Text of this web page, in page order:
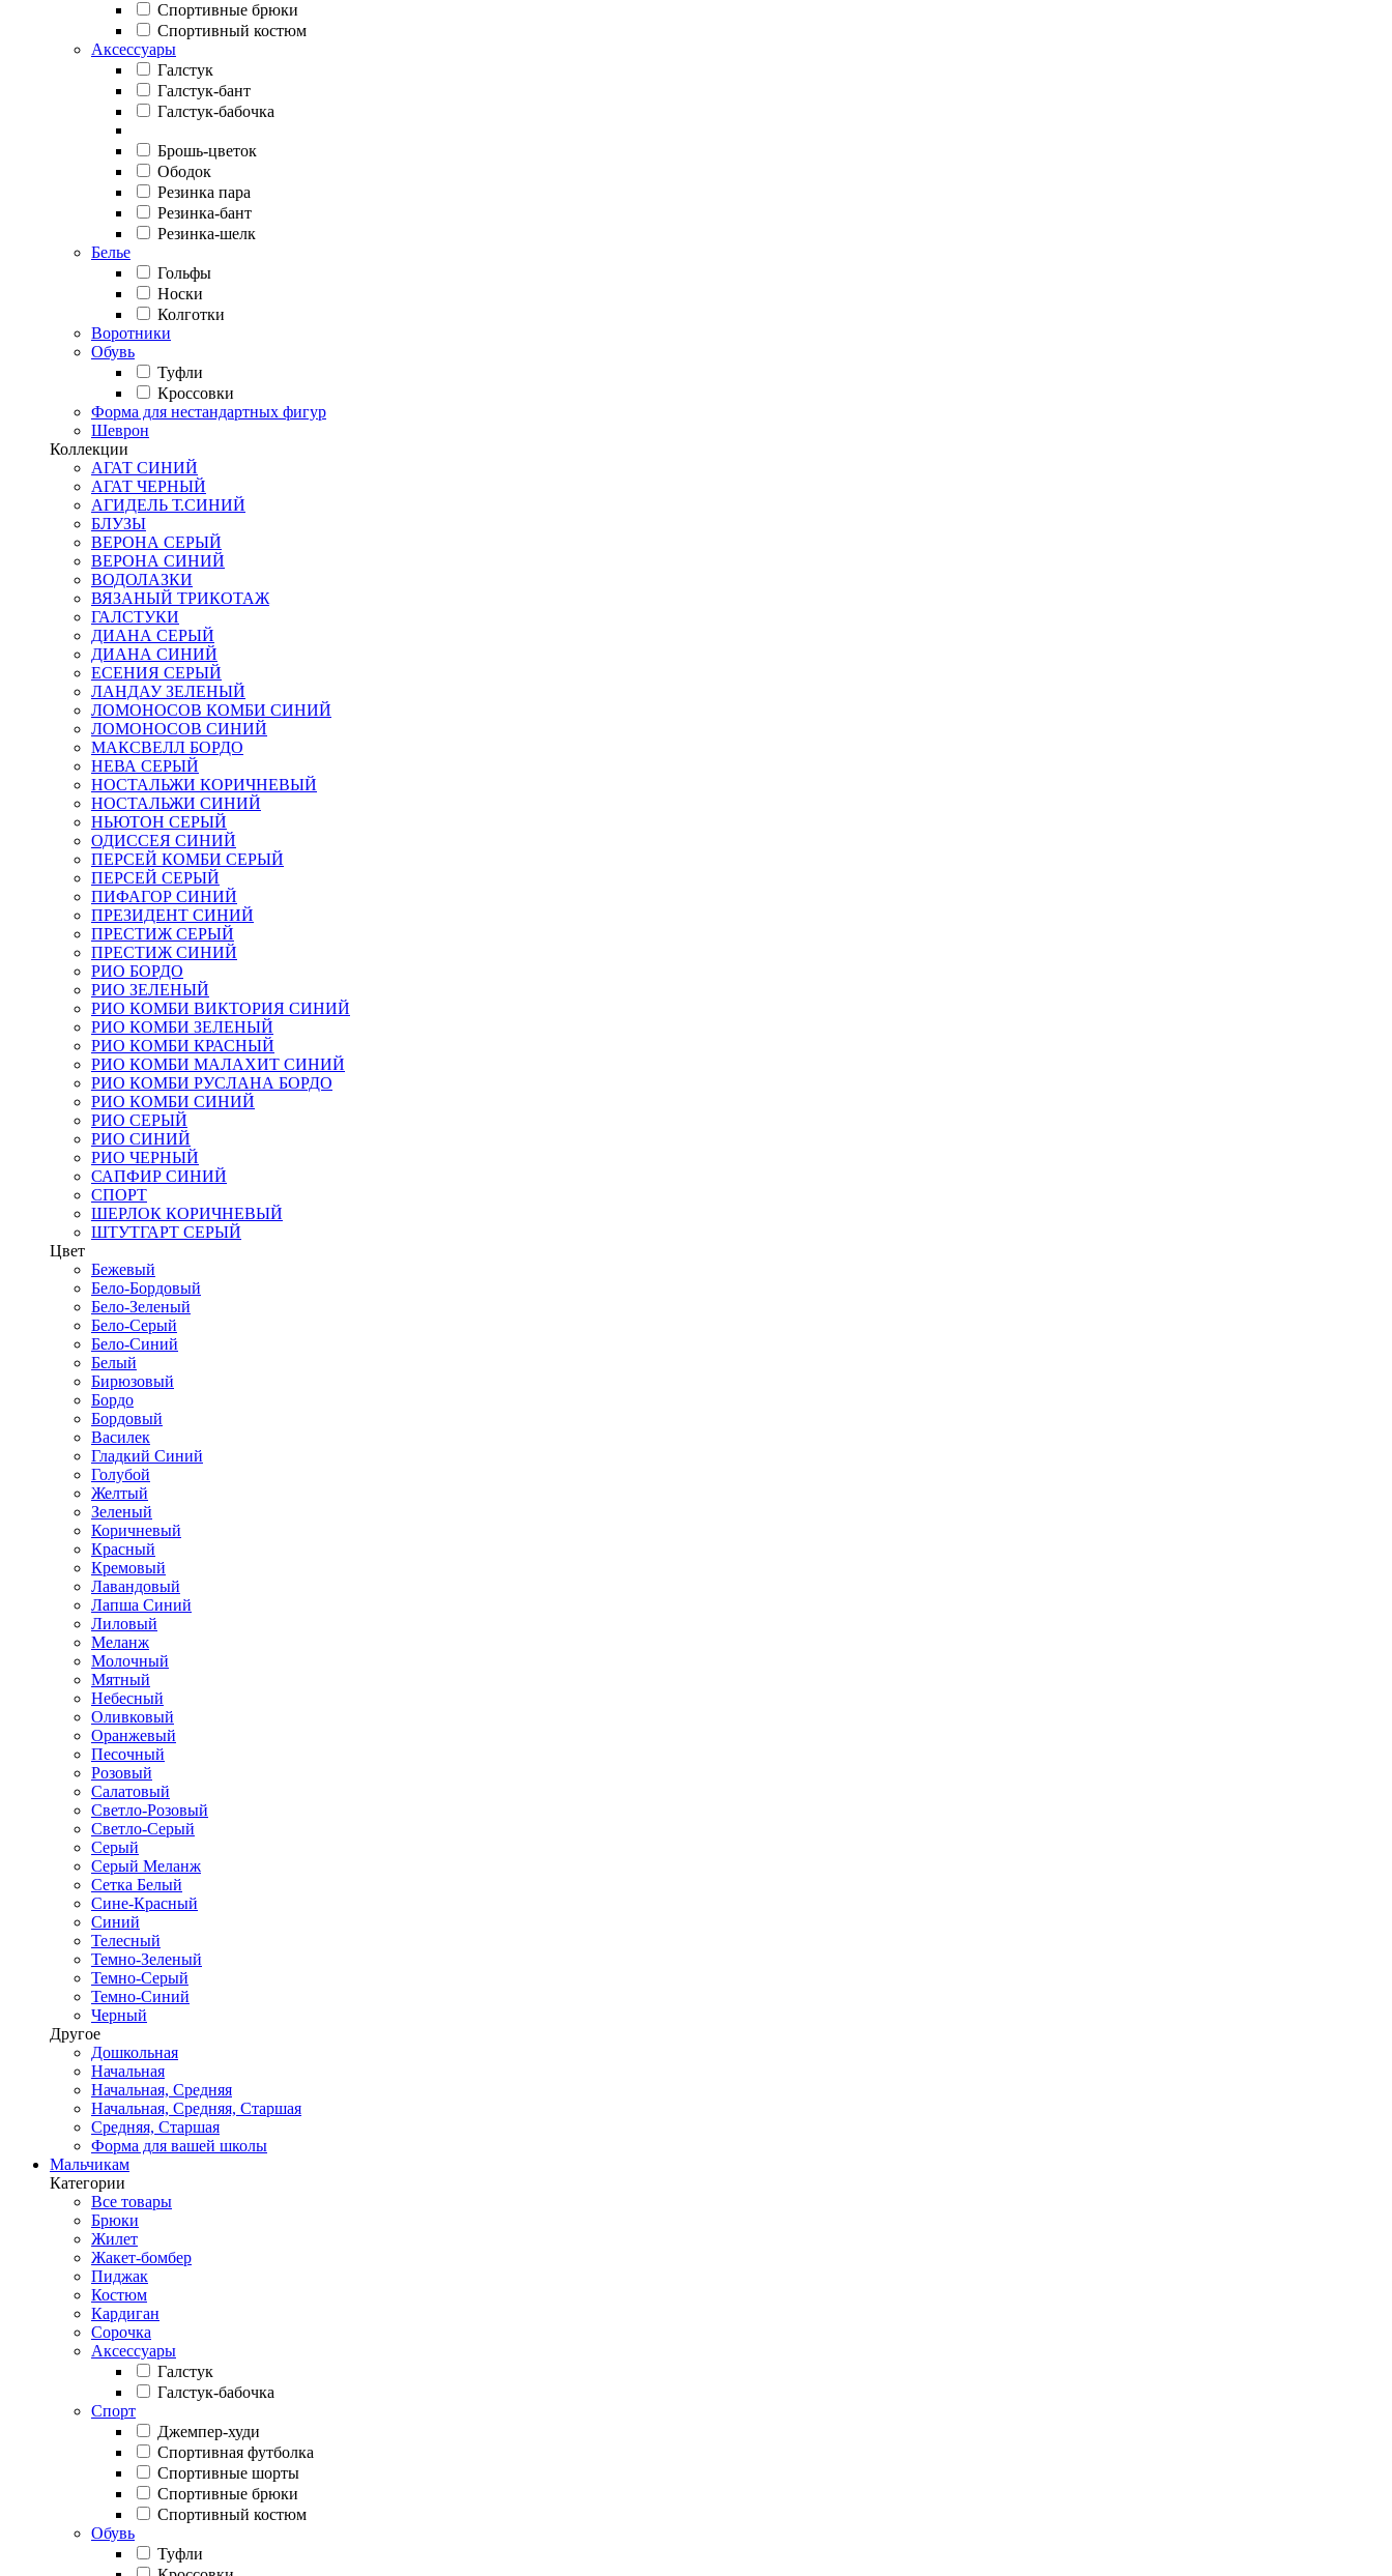
Спортивные брюки
Спортивный костюм
Аксессуары
Галстук
Галстук-бант
Галстук-бабочка
Брошь-цветок
Ободок
Резинка пара
Резинка-бант
Резинка-шелк
Белье
Гольфы
Носки
Колготки
Воротники
Обувь
Туфли
Кроссовки
Форма для нестандартных фигур
Шеврон
Коллекции
АГАТ СИНИЙ
АГАТ ЧЕРНЫЙ
АГИДЕЛЬ Т.СИНИЙ
БЛУЗЫ
ВЕРОНА СЕРЫЙ
ВЕРОНА СИНИЙ
ВОДОЛАЗКИ
ВЯЗАНЫЙ ТРИКОТАЖ
ГАЛСТУКИ
ДИАНА СЕРЫЙ
ДИАНА СИНИЙ
ЕСЕНИЯ СЕРЫЙ
ЛАНДАУ ЗЕЛЕНЫЙ
ЛОМОНОСОВ КОМБИ СИНИЙ
ЛОМОНОСОВ СИНИЙ
МАКСВЕЛЛ БОРДО
НЕВА СЕРЫЙ
НОСТАЛЬЖИ КОРИЧНЕВЫЙ
НОСТАЛЬЖИ СИНИЙ
НЬЮТОН СЕРЫЙ
ОДИССЕЯ СИНИЙ
ПЕРСЕЙ КОМБИ СЕРЫЙ
ПЕРСЕЙ СЕРЫЙ
ПИФАГОР СИНИЙ
ПРЕЗИДЕНТ СИНИЙ
ПРЕСТИЖ СЕРЫЙ
ПРЕСТИЖ СИНИЙ
РИО БОРДО
РИО ЗЕЛЕНЫЙ
РИО КОМБИ ВИКТОРИЯ СИНИЙ
РИО КОМБИ ЗЕЛЕНЫЙ
РИО КОМБИ КРАСНЫЙ
РИО КОМБИ МАЛАХИТ СИНИЙ
РИО КОМБИ РУСЛАНА БОРДО
РИО КОМБИ СИНИЙ
РИО СЕРЫЙ
РИО СИНИЙ
РИО ЧЕРНЫЙ
САПФИР СИНИЙ
СПОРТ
ШЕРЛОК КОРИЧНЕВЫЙ
ШТУТГАРТ СЕРЫЙ
Цвет
Бежевый
Бело-Бордовый
Бело-Зеленый
Бело-Серый
Бело-Синий
Белый
Бирюзовый
Бордо
Бордовый
Василек
Гладкий Синий
Голубой
Желтый
Зеленый
Коричневый
Красный
Кремовый
Лавандовый
Лапша Синий
Лиловый
Меланж
Молочный
Мятный
Небесный
Оливковый
Оранжевый
Песочный
Розовый
Салатовый
Светло-Розовый
Светло-Серый
Серый
Серый Меланж
Сетка Белый
Сине-Красный
Синий
Телесный
Темно-Зеленый
Темно-Серый
Темно-Синий
Черный
Другое
Дошкольная
Начальная
Начальная, Средняя
Начальная, Средняя, Старшая
Средняя, Старшая
Форма для вашей школы
Мальчикам
Категории
Все товары
Брюки
Жилет
Жакет-бомбер
Пиджак
Костюм
Кардиган
Сорочка
Аксессуары
Галстук
Галстук-бабочка
Спорт
Джемпер-худи
Спортивная футболка
Спортивные шорты
Спортивные брюки
Спортивный костюм
Обувь
Туфли